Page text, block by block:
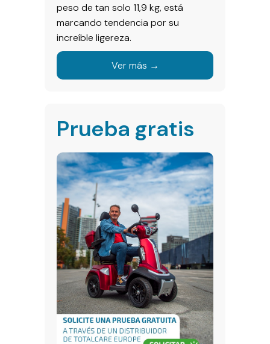
peso de tan solo 11,9 kg, está
marcando tendencia por su
increíble ligereza.
Ver más →
Prueba gratis